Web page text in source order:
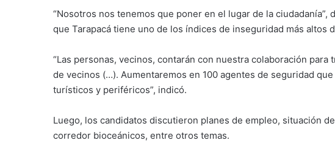
“Nosotros nos tenemos que poner en el lugar de la ciudadanía”,
que Tarapacá tiene uno de los índices de inseguridad más altos
“Las personas, vecinos, contarán con nuestra colaboración
de vecinos (…). Aumentaremos en 100 agentes de seguridad
turísticos y periféricos”, indicó.
Luego, los candidatos discutieron planes de empleo, situación
corredor bioceánicos, entre otros temas.